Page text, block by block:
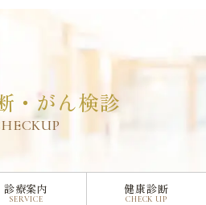
診療案内
SERVICE
健康診断
CHECK UP
・がん検診